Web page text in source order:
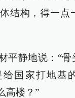
结构，得一点
平静地说：“
国家打地基
高楼？”